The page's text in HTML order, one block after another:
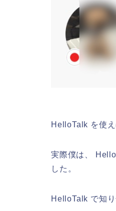
HelloTalk を使え
実際僕は、
した。
HelloTalk で知